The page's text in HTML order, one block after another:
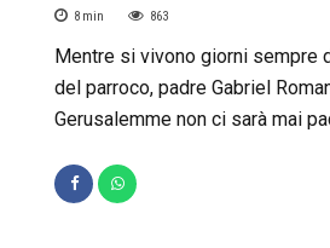
8 min 863
Mentre si vivono giorni sempre
del parroco, padre Gabriel
Gerusalemme non ci sarà mai